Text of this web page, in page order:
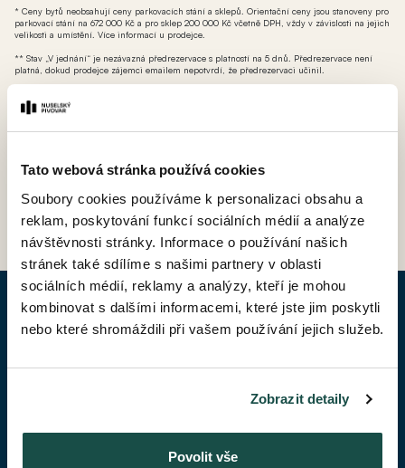
Tato webová stránka používá cookies
Soubory cookies používáme k personalizaci obsahu a
reklam, poskytování funkcí sociálních médií a analýze
návštěvnosti stránky. Informace o používání našich
stránek také sdílíme s našimi partnery v oblasti
sociálních médií, reklamy a analýzy, kteří je mohou
kombinovat s dalšími informacemi, které jste jim poskytli
nebo které shromáždili při vašem používání jejich služeb.
Zobrazit detaily
Povolit vše
* Ceny bytů neobsahují ceny parkovacích stání a sklepů. Orientační ceny jsou stanoveny pro
parkovací stání na 672 000 Kč a pro sklep 200 000 Kč včetně DPH, vždy v závislosti na jejich
velikosti a umístění. Více informací u prodejce.
** Stav „V jednání“ je nezávazná předrezervace s platností na 5 dnů. Předrezervace není
platná, dokud prodejce zájemci emailem nepotvrdí, že předrezervaci učinil.
možností odpočtu DPH).
ZPĚT DO CENÍKU
POPTAT BYT